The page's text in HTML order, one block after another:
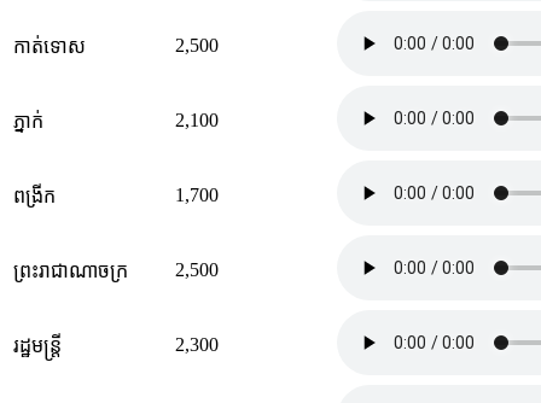
កាត់ទោស 2,500
ភ្នាក់ 2,100
ពង្រីក 1,700
ព្រះរាជាណាចក្រ 2,500
រដ្ឋមន្ដ្រី 2,300